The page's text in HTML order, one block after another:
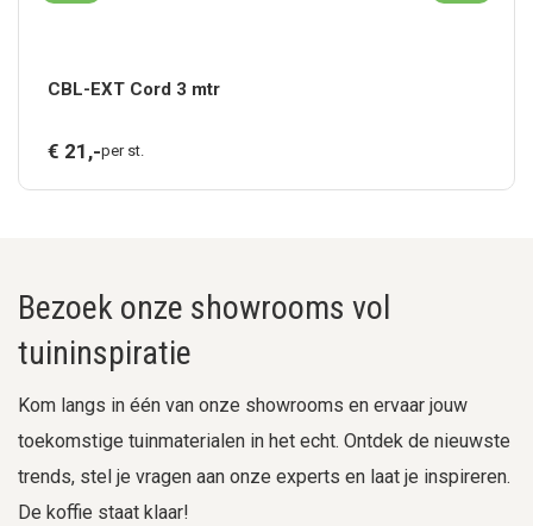
CBL-EXT Cord 3 mtr
€ 21,-per st.
Bezoek onze showrooms vol
tuininspiratie
Kom langs in één van onze showrooms en ervaar jouw
toekomstige tuinmaterialen in het echt. Ontdek de nieuwste
trends, stel je vragen aan onze experts en laat je inspireren.
De koffie staat klaar!